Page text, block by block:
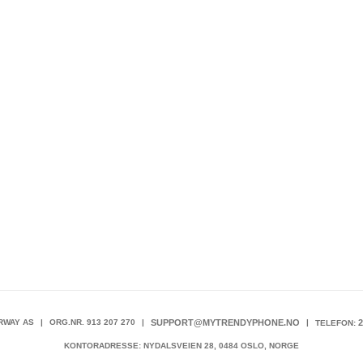
AS | ORG.NR. 913 207 270 | SUPPORT@MYTRENDYPHONE.NO | TELEFON:
KONTORADRESSE: NYDALSVEIEN 28, 0484 OSLO, NORGE